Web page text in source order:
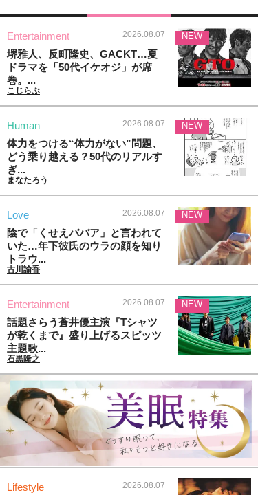
Entertainment 2026.08.07
堺雅人、反町隆史、GACKT…夏
ドラマを「50代イケオジ」が席
巻。...
こじらぶ
NEW
Human 2026.08.07
体力をつける“体力がない”問題、
どう乗り越える？50代のリアルす
ぎ...
まなたろう
NEW
Love 2026.08.07
陰で「くせえババア」と言われて
いた…年下彼氏のウラの顔を知り
トラウ...
古川諭香
NEW
Entertainment 2026.08.07
話題さらう蒼井優主演『Tシャツ
が乾くまで』盛り上げるスピッツ
主題歌...
石黒隆之
NEW
Lifestyle 2026.08.07